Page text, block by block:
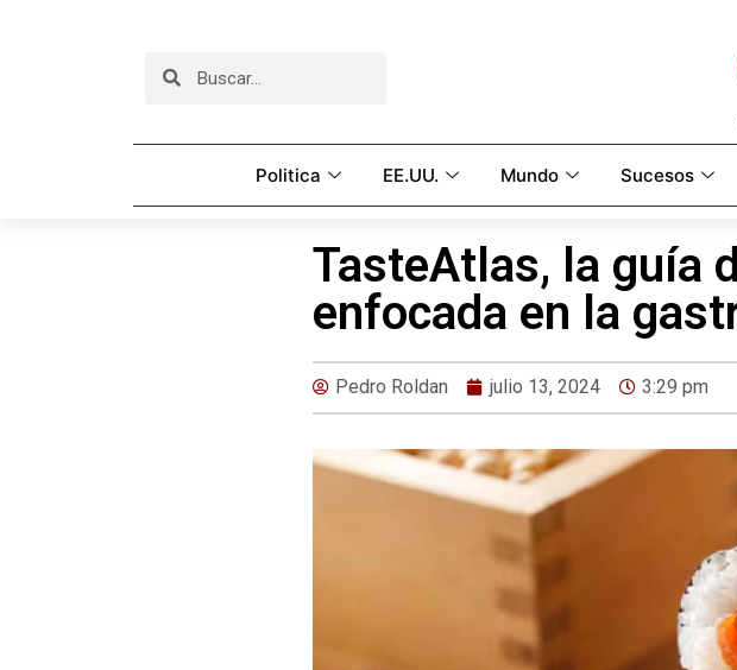
Politica EE.UU. Mundo Sucesos
TasteAtlas, la guía
enfocada en la
Pedro Roldan julio 13, 2024 3:29 pm